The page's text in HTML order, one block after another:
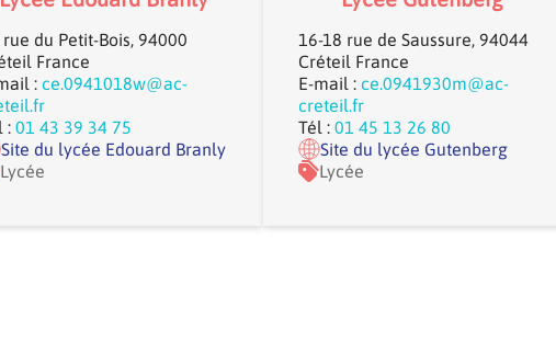
rue du Petit-Bois, 94000
France
: ce.0941018w@ac-
: 01 43 39 34 75
Site du lycée Edouard Branly
Lycée
16-18 rue de Saussure, 94044
Créteil France
E-mail : ce.0941930m@ac-
creteil.fr
Tél : 01 45 13 26 80
Site du lycée Gutenberg
Lycée